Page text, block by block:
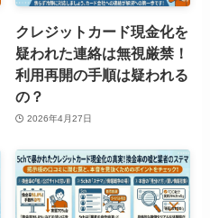
クレジットカード現金化を
疑われた連絡は無視厳禁！
利用再開の手順は疑われる
の？
2026年4月27日